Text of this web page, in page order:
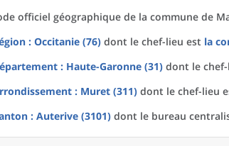
officiel géographique de la commune de
: Occitanie (76) dont le chef-lieu est la
: Haute-Garonne (31) dont le
: Muret (311) dont le chef-lieu
: Auterive (3101) dont le bureau